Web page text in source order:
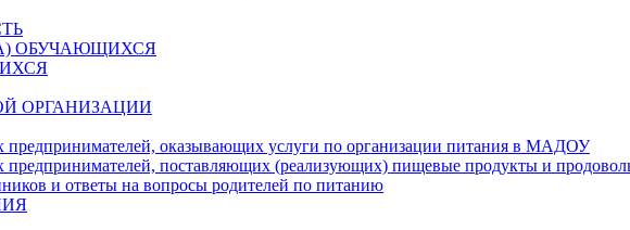
ОБУЧАЮЩИХСЯ
ОРГАНИЗАЦИИ
оказывающих услуги по организации питания в МАДОУ
предпринимателей, поставляющих (реализующих) пищевые продукты и
и ответы на вопросы родителей по питанию